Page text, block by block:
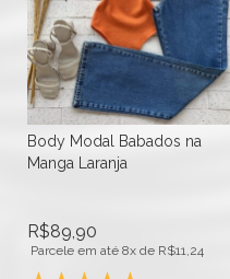
Body Modal Babados na
Manga Laranja
R$89,90
Parcele em até 8x de R$11,24